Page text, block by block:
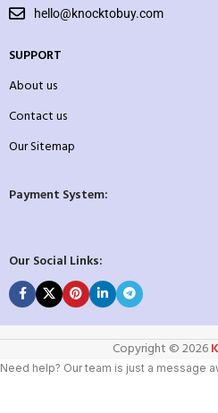
hello@knocktobuy.com
SUPPORT
About us
Contact us
Our Sitemap
Payment System:
Our Social Links:
Copyright ©️ 2026
Need help? Our team is just a message